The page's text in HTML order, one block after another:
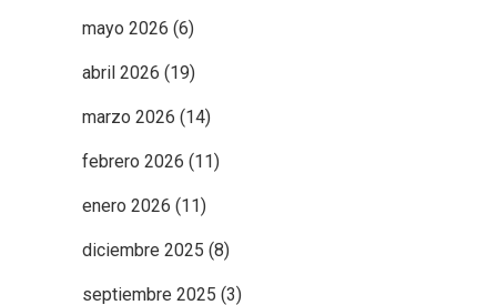
mayo 2026 (6)
abril 2026 (19)
marzo 2026 (14)
febrero 2026 (11)
enero 2026 (11)
diciembre 2025 (8)
septiembre 2025 (3)